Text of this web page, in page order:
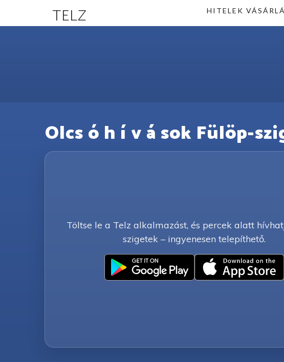
TELZ HITELEK
Olcs ó h í v á sok Fülöp-
Töltse le a Telz alkalmazást, és percek alatt
szigetek – ingyenesen telepíthető.